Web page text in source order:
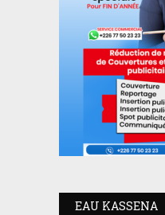
EAU KASSENA